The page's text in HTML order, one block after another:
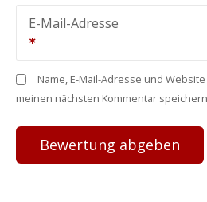
E-Mail-Adresse
Name, E-Mail-Adresse und
meinen nächsten Kommentar